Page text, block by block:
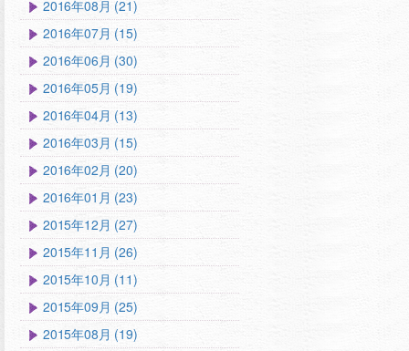
2016年08月 (21)
2016年07月 (15)
2016年06月 (30)
2016年05月 (19)
2016年04月 (13)
2016年03月 (15)
2016年02月 (20)
2016年01月 (23)
2015年12月 (27)
2015年11月 (26)
2015年10月 (11)
2015年09月 (25)
2015年08月 (19)